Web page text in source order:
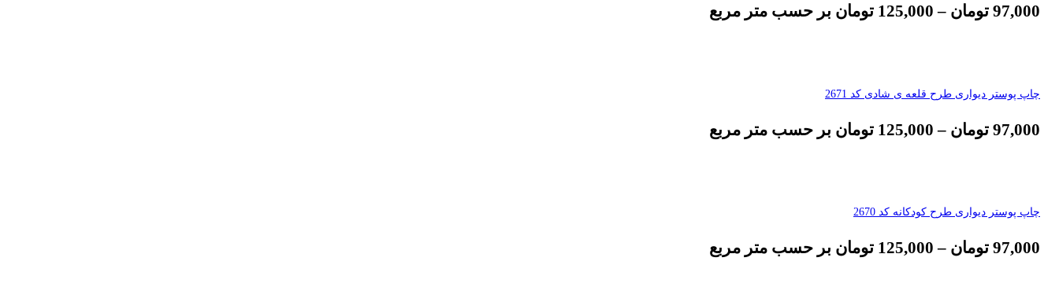
97,000 تومان –
125,000 تومان بر حسب متر مربع
چاپ پوستر دیواری طرح قلعه ی شادی کد 2671
97,000 تومان –
125,000 تومان بر حسب متر مربع
چاپ پوستر دیواری طرح کودکانه کد 2670
97,000 تومان –
125,000 تومان بر حسب متر مربع